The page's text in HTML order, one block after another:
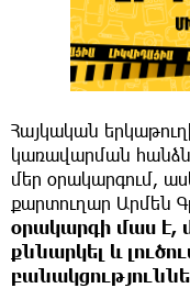
Հայկական
կառավարման
մեր օրակարգում,
քարտուղար Արմեն
օրակարգի մաս է,
քննարկել և